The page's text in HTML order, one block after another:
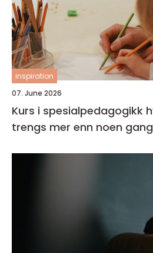
inspiration
07. June 2026
Kurs i spesialpedagogikk hvorfor kunnskapen
trengs mer enn noen gang